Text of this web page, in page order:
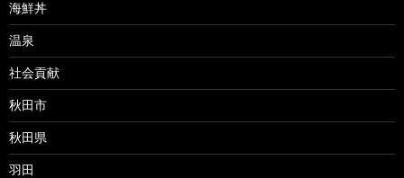
海鮮丼
温泉
社会貢献
秋田市
秋田県
羽田